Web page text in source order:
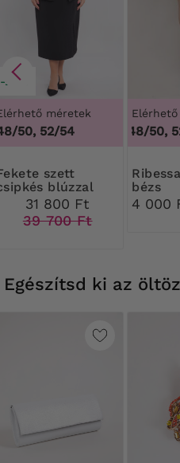
-20%
méretek
50, 52/54
blúzzal
31 800 Ft
39 700 Ft
44/46, 48/50,
Ribessa világos
bézs
4 000
Egészítsd ki az